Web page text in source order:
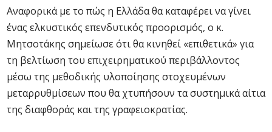
Αναφορικά με το πώς η Ελλάδα θα καταφέρει να γίνει
ένας ελκυστικός επενδυτικός προορισμός, ο κ.
Μητσοτάκης σημείωσε ότι θα κινηθεί «επιθετικά» για
τη βελτίωση του επιχειρηματικού περιβάλλοντος
μέσω της μεθοδικής υλοποίησης στοχευμένων
μεταρρυθμίσεων που θα χτυπήσουν τα συστημικά αίτια
της διαφθοράς και της γραφειοκρατίας.